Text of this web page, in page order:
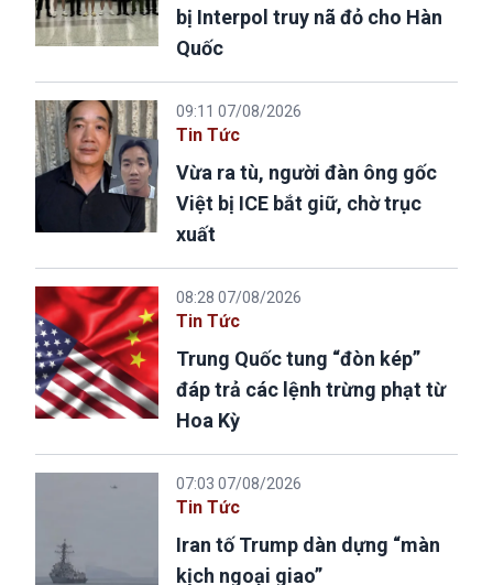
bị Interpol truy nã đỏ cho Hàn
Quốc
09:11 07/08/2026
Tin Tức
Vừa ra tù, người đàn ông gốc
Việt bị ICE bắt giữ, chờ trục
xuất
08:28 07/08/2026
Tin Tức
Trung Quốc tung “đòn kép”
đáp trả các lệnh trừng phạt từ
Hoa Kỳ
07:03 07/08/2026
Tin Tức
Iran tố Trump dàn dựng “màn
kịch ngoại giao”